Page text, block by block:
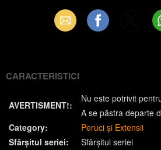
Email Facebook
CARACTERISTICI
AVERTISMENT!:
Nu este potrivit
A se păstra departe
Category:
Peruci și Extensii
Sfârșitul seriei:
Sfârșitul seriei